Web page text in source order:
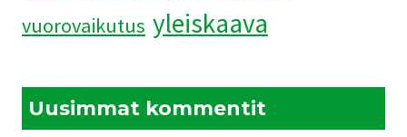
vuorovaikutus yleiskaava
Uusimmat kommentit